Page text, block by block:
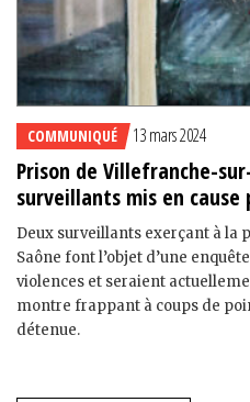
COMMUNIQUÉ 13 mars 2024
Prison de Villefranche-
surveillants mis en cause
Deux surveillants exerçant à la
Saône font l’objet d’une
violences et seraient
montre frappant à coups de
détenue.